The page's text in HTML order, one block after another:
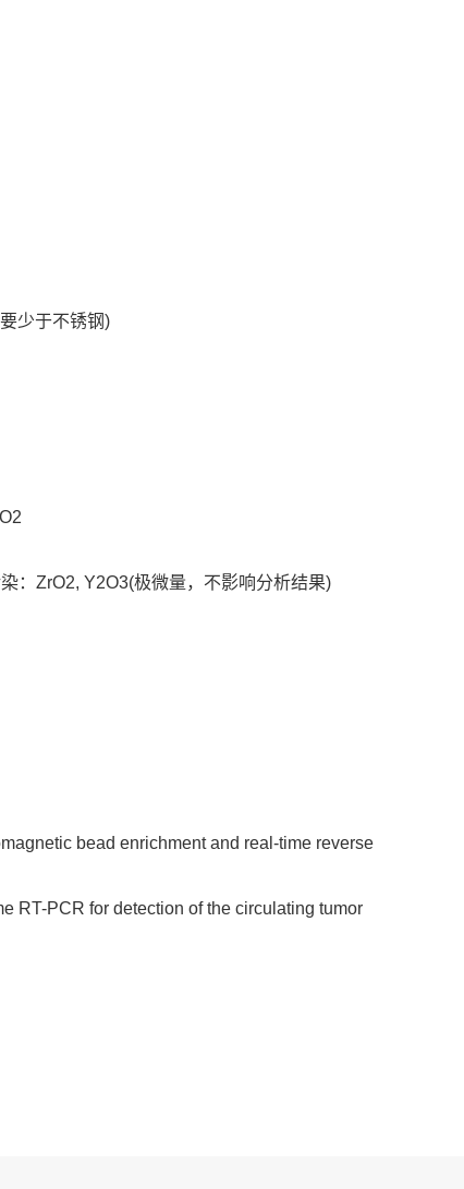
少于不锈钢)
：ZrO2, Y2O3(极微量，不影响分析结果)
bead enrichment and real-time reverse
RT-PCR for detection of the circulating tumor